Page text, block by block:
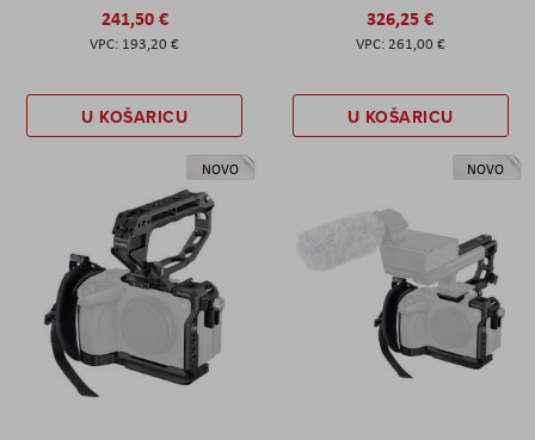
241,50 €
193,20 €
U KOŠARICU
326,25 €
261,00 €
U KOŠARICU
NOVO NOVO